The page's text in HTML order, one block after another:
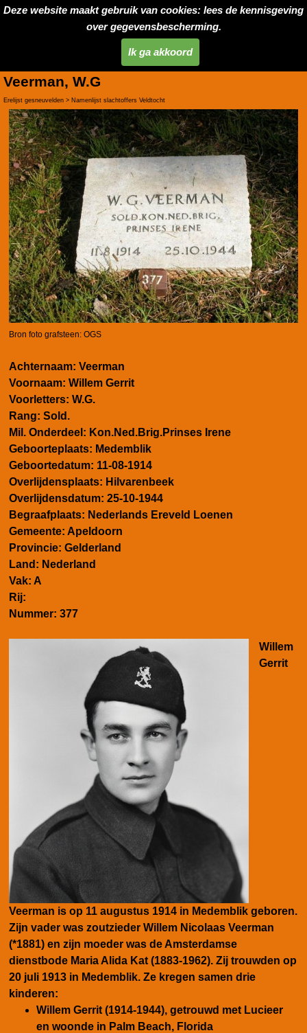
Deze website maakt gebruik van cookies: lees de kennisgeving
over gegevensbescherming.
Ik ga akkoord
Veerman, W.G
Erelijst gesneuvelden > Namenlijst slachtoffers Veldtocht
Bron foto grafsteen: OGS
Achternaam: Veerman
Voornaam: Willem Gerrit
Voorletters: W.G.
Rang: Sold.
Mil. Onderdeel: Kon.Ned.Brig.Prinses Irene
Geboorteplaats: Medemblik
Geboortedatum: 11-08-1914
Overlijdensplaats: Hilvarenbeek
Overlijdensdatum: 25-10-1944
Begraafplaats: Nederlands Ereveld Loenen
Gemeente: Apeldoorn
Provincie: Gelderland
Land: Nederland
Vak: A
Rij:
Nummer: 377
Willem
Gerrit
Veerman is op 11 augustus 1914 in Medemblik geboren.
Zijn vader was zoutzieder Willem Nicolaas Veerman
(*1881) en zijn moeder was de Amsterdamse
dienstbode Maria Alida Kat (1883-1962). Zij trouwden op
20 juli 1913 in Medemblik. Ze kregen samen drie
kinderen:
Willem Gerrit (1914-1944), getrouwd met Lucieer
en woonde in Palm Beach, Florida